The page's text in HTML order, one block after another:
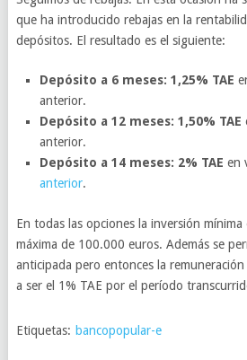
que ha introducido rebajas en la
depósitos. El resultado es el siguiente:
Depósito a 6 meses: 1,25% TAE
anterior.
Depósito a 12 meses: 1,50% TAE
anterior.
Depósito a 14 meses: 2% TAE en
anterior.
En todas las opciones la inversión
máxima de 100.000 euros. Además se
anticipada pero entonces la
a ser el 1% TAE por el período
Etiquetas: bancopopular-e